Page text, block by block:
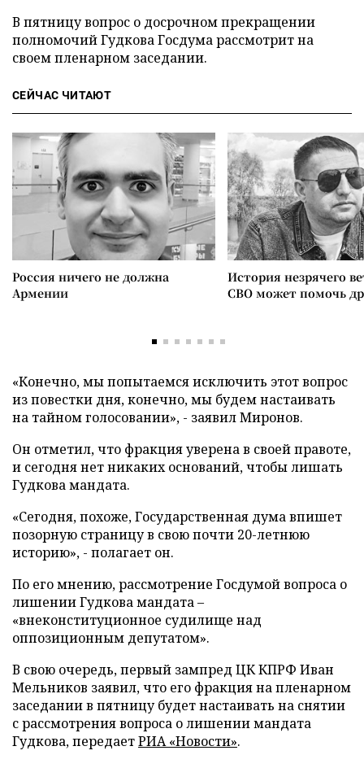
В пятницу вопрос о досрочном прекращении
полномочий Гудкова Госдума рассмотрит на
своем пленарном заседании.
СЕЙЧАС ЧИТАЮТ
Россия ничего не должна
Армении
История незрячего
СВО может помочь
«Конечно, мы попытаемся исключить этот вопрос
из повестки дня, конечно, мы будем настаивать
на тайном голосовании», - заявил Миронов.
Он отметил, что фракция уверена в своей правоте,
и сегодня нет никаких оснований, чтобы лишать
Гудкова мандата.
«Сегодня, похоже, Государственная дума впишет
позорную страницу в свою почти 20-летнюю
историю», - полагает он.
По его мнению, рассмотрение Госдумой вопроса о
лишении Гудкова мандата –
«внеконституционное судилище над
оппозиционным депутатом».
В свою очередь, первый зампред ЦК КПРФ Иван
Мельников заявил, что его фракция на пленарном
заседании в пятницу будет настаивать на снятии
с рассмотрения вопроса о лишении мандата
Гудкова, передаетРИА «Новости».